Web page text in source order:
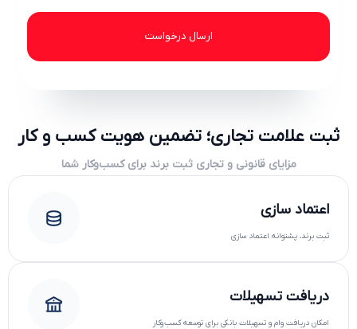
ثبت علامت تجاری؛ تضمین هویت کسب و کار
مزایای قانونی و تجاری ثبت برند برای کسب‌وکار شما
اعتماد سازی
ثبت برند، پشتوانه اعتماد سازی
دریافت تسهیلات
امکان دریافت وام و تسهیلات بانکی برای توسعه کسب‌وکار